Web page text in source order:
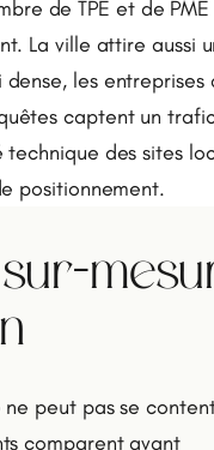
de TPE et de PME
La ville attire aussi
les entreprises
captent un
des sites
positionnement.
ne peut pas se
comparent avant